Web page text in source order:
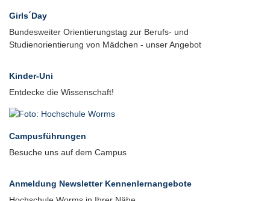
Girls´Day
Bundesweiter Orientierungstag zur Berufs- und
Studienorientierung von Mädchen - unser Angebot
Kinder-Uni
Entdecke die Wissenschaft!
Campusführungen
Besuche uns auf dem Campus
Anmeldung Newsletter Kennenlernangebote